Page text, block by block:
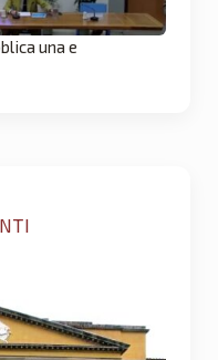
una e